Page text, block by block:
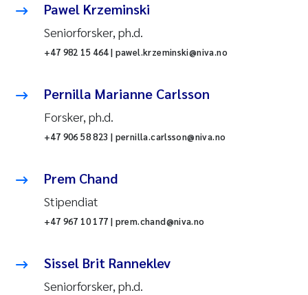
Pawel Krzeminski
Seniorforsker, ph.d.
+47 982 15 464 | pawel.krzeminski@niva.no
Pernilla Marianne Carlsson
Forsker, ph.d.
+47 906 58 823 | pernilla.carlsson@niva.no
Prem Chand
Stipendiat
+47 967 10 177 | prem.chand@niva.no
Sissel Brit Ranneklev
Seniorforsker, ph.d.